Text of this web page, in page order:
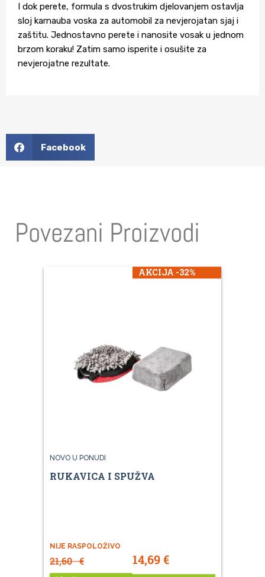
I dok perete, formula s dvostrukim djelovanjem ostavlja
sloj karnauba voska za automobil za nevjerojatan sjaj i
zaštitu. Jednostavno perete i nanosite vosak u jednom
brzom koraku! Zatim samo isperite i osušite za
nevjerojatne rezultate.
Facebook
Povezani Proizvodi
AKCIJA -32%
NOVO U PONUDI
RUKAVICA I SPUŽVA
NIJE RASPOLOŽIVO
21,60€ 14,69€